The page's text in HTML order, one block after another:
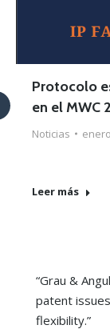
Protocolo
en el MWC
Noticias
Leer más
“Grau &
patent
flexibility.”